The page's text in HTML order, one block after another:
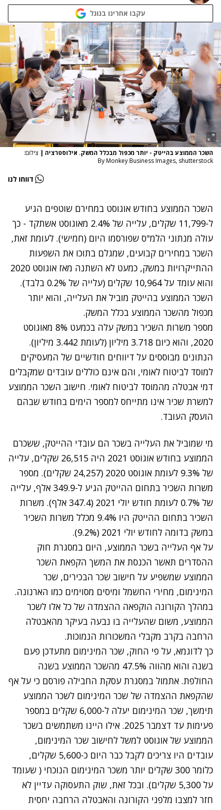
עקבו אחרינו בגוגל
השכר הממוצע בהייטק - יותר מכפול מבכלל המשק. אילוסטרציה | צילום:
By Monkey Business Images, shutterstock
דווחו לנו
השכר הממוצע בחודש אוגוסט במחירם שוטפים הגיע
ל-11,799 שקלים, עלייה של 2.4% מאוגוסט אשתקד - כך
עולה מנתוני הלמ"ס שפורסמו היום (חמישי). לעומת זאת,
השכר במחירים קבועים, שמגלם בתוכו את השפעות
ההתייקרויות במשק, כמעט לא השתנה מאז אוגוסט 2020
והוא עומד על 10,964 שקלים (עלייה של 0.2% בלבד).
השכר הממוצע בהייטק מוביל את העלייה, והוא יותר
מכפול מהשכר הממוצע בכלל המשק.
מספר משרות השכיר במשק עלה בכמעט 8% מאוגוסט
2020, והוא כיום 3.718 מיליון (לעומת 3.442 מיליון).
הנתונים מבוססים על דיווחים חודשיים של המעסיקים
למוסד לביטוח לאומי, והם אינם כוללים עובדים שמקבלים
דמי אבטלה מהמוסד לביטוח לאומי. חישוב השכר הממוצע
למשרת שכיר אינו מתייחס למספר הימים בחודש שבהם
הועסק העובד.
מי שמוביל את העלייה בשכר הם עובדי ההייטק, ששכרם
הממוצע בחודש אוגוסט 2021 היה 26,515 שקלים, עלייה
של 9.3% לעומת אוגוסט 2020 (24,257 שקלים). מספר
משרות השכיר בתחום ההייטק הגיע ל-349.9 אלף, עלייה
של 0.7% לעומת חודש יולי 2021 (347.4 אלף). משרות
השכיר בתחום ההייטק היו 9.4% מכלל משרות השכיר
במשק בדומה לחודש יולי 2021 (9.2%).
על אף העלייה בשכר הממוצע, היום במסגרת חוק
ההסדרים תאשר הכנסת את המשך הקפאת השכר
הממוצע שמשפיע על חישוב שכר הבכירים, שכר
המינימום, מחירי החשמל ומיסים מסוימים כמו הארנונה.
במהלך הקורונה הוקפאה ההצמדה של כל אלו לשכר
הממוצע, משום שהעלייה בו נבעה בעיקר מהאבטלה
הרחבה בקרב מקבלי המשכורות הנמוכות.
כך לדוגמא, על פי החוק, שכר המינימום מתעדכן פעם
בשנה והוא מהווה 47.5% מהשכר הממוצע בשנה
החולפת. אתמול במסגרת עסקת החבילה פורסם כי על אף
שהקפאת ההצמדה של שכר המינימום לשכר הממוצע
תימשך, שכר המינימום יעלה ל-6,000 שקלים במספר
פעימות עד דצמבר 2025. אילו היינו משתמשים בשכר
הממוצע של אוגוסט למשל לחישוב שכר המינימום,
עובדים היו צריכים לקבל כבר היום כ-5,600 שקלים,
כלומר 300 שקלים יותר משכר המינימום הנוכחי ( שעומד
על 5,300 שקלים). ובכל זאת, שוק התעסוקה עדיין לא
חזר למצבו מלפני הקורונה והאבטלה הרחבה יחסית